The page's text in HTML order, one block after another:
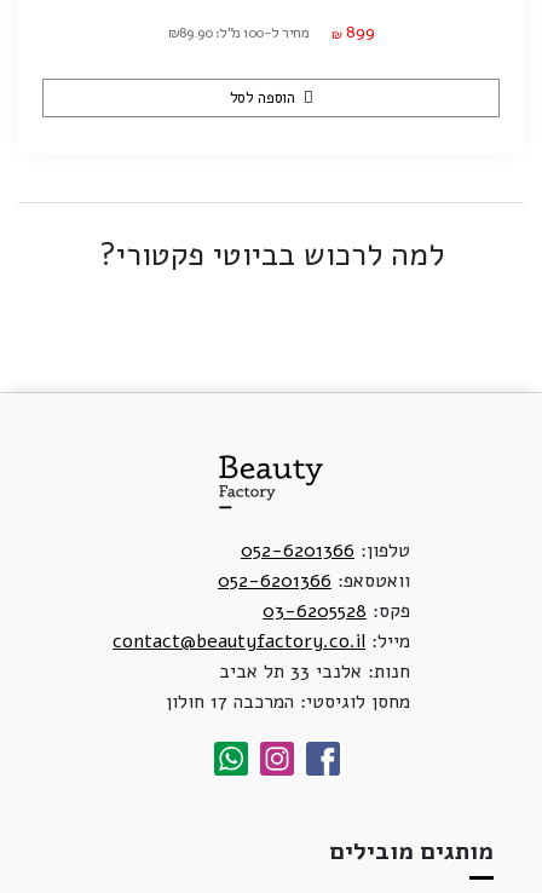
₪ 899 מחיר ל-100 מ"ל: ₪89.90
הוספה לסל
למה לרכוש בביוטי פקטורי?
טלפון: 052-6201366
וואטסאפ: 052-6201366
פקס: 03-6205528
מייל: contact@beautyfactory.co.il
חנות: אלנבי 33 תל אביב
מחסן לוגיסטי: המרכבה 17 חולון
מותגים מובילים